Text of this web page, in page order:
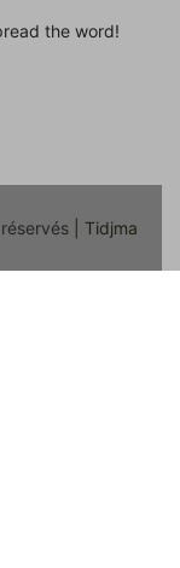
the word!
| Tidjma